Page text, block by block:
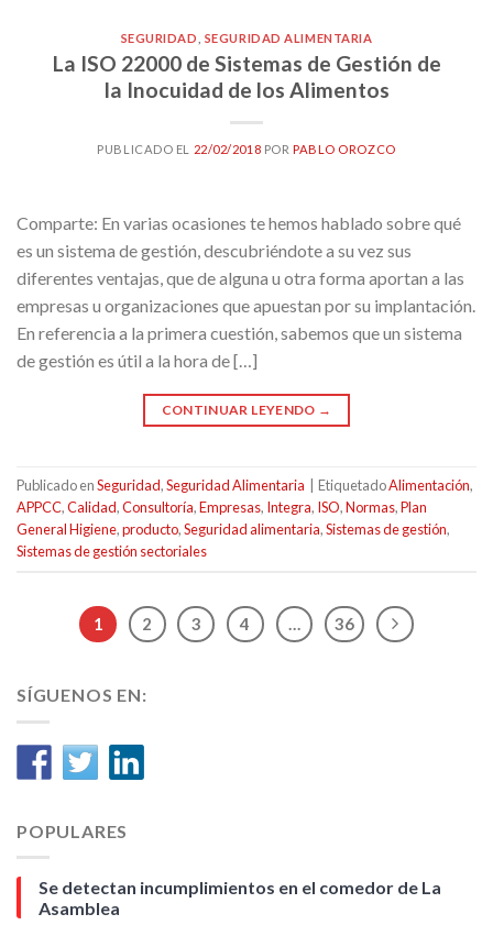
SEGURIDAD SEGURIDAD ALIMENTARIA
La ISO 22000 de Sistemas de Gestión de
la Inocuidad de los Alimentos
PUBLICADO EL 22/02/2018 POR PABLO OROZCO
Comparte: En varias ocasiones te hemos hablado sobre qué
es un sistema de gestión, descubriéndote a su vez sus
diferentes ventajas, que de alguna u otra forma aportan a las
empresas u organizaciones que apuestan por su implantación.
En referencia a la primera cuestión, sabemos que un sistema
de gestión es útil a la hora de […]
CONTINUAR LEYENDO →
Publicado enSeguridad,Seguridad Alimentaria EtiquetadoAlimentación,
APPCC,Calidad,Consultoría,Empresas, Integra, ISO,Normas,Plan
General Higiene,producto,Seguridad alimentaria,Sistemas de gestión,
Sistemas de gestión sectoriales
1 2 3 4 36
SÍGUENOS EN:
POPULARES
Se detectan incumplimientos en el comedor de La
Asamblea